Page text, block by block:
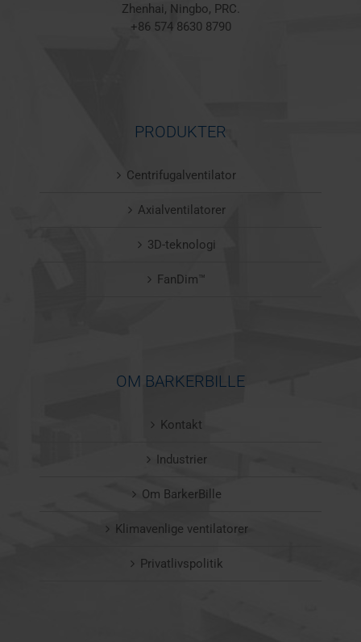
Zhenhai, Ningbo, PRC.
+86 574 8630 8790
PRODUKTER
Centrifugalventilator
Axialventilatorer
3D-teknologi
FanDim™
OM BARKERBILLE
Kontakt
Industrier
Om BarkerBille
Klimavenlige ventilatorer
Privatlivspolitik